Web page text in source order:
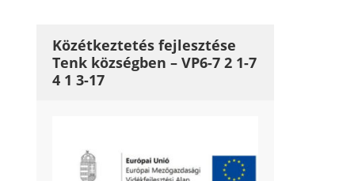
Közétkeztetés fejlesztése
Tenk községben – VP6-7 2 1-7
4 1 3-17